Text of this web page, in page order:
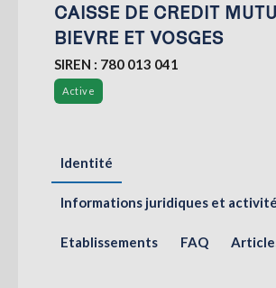
RÉGIONS
TENDANCES
GAZETTE
Se
CAISSE DE CREDIT
BIEVRE ET VOSGES
SIREN : 780 013 041
Active
Identité
Informations juridiques et
Etablissements FAQ